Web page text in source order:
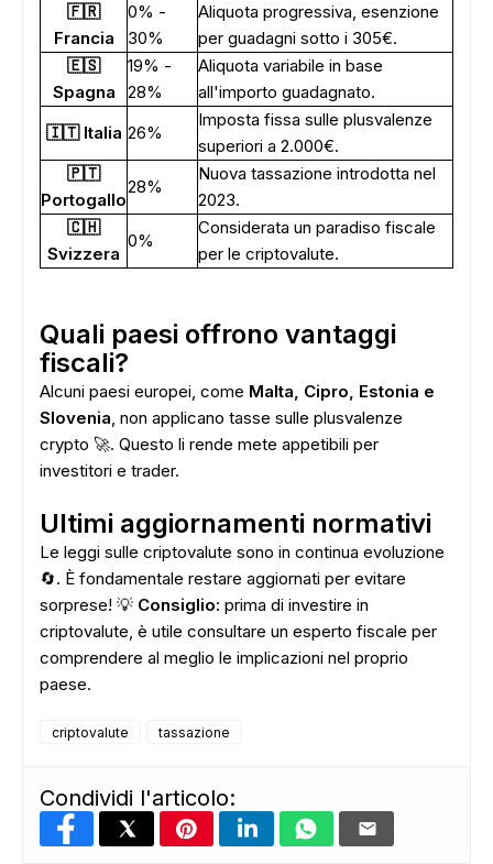
🇫🇷
Francia
0% -
30%
Aliquota progressiva, esenzione
per guadagni sotto i 305€.
🇪🇸
Spagna
19% -
28%
Aliquota variabile in base
all'importo guadagnato.
🇮🇹 Italia 26%
Imposta fissa sulle plusvalenze
superiori a 2.000€.
🇵🇹
Portogallo
28%
Nuova tassazione introdotta nel
2023.
🇨🇭
Svizzera
0%
Considerata un paradiso fiscale
per le criptovalute.
Quali paesi offrono vantaggi
fiscali?
Alcuni paesi europei, come Malta, Cipro, Estonia e
Slovenia, non applicano tasse sulle plusvalenze
crypto 🚀. Questo li rende mete appetibili per
investitori e trader.
Ultimi aggiornamenti normativi
Le leggi sulle criptovalute sono in continua evoluzione
🔄. È fondamentale restare aggiornati per evitare
sorprese! 💡 Consiglio: prima di investire in
criptovalute, è utile consultare un esperto fiscale per
comprendere al meglio le implicazioni nel proprio
paese.
criptovalute tassazione
Condividi l'articolo: